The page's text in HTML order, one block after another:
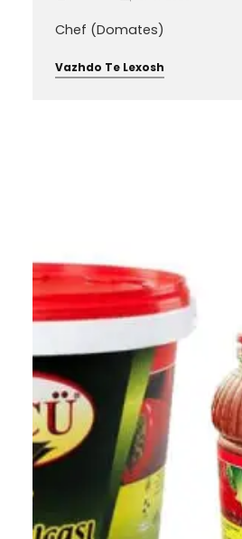
Chef (Domates)
Vazhdo Te Lexosh